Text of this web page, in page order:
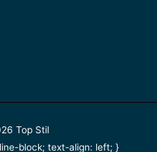
Top Stil
block; text-align: left; }